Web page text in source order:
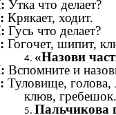
Утка что делает?
Крякает, ходит.
Гусь что делает?
Гогочет, шипит,
«Назови
Вспомните и
Туловище, голова,
клюв, гребешок.
Пальчикова